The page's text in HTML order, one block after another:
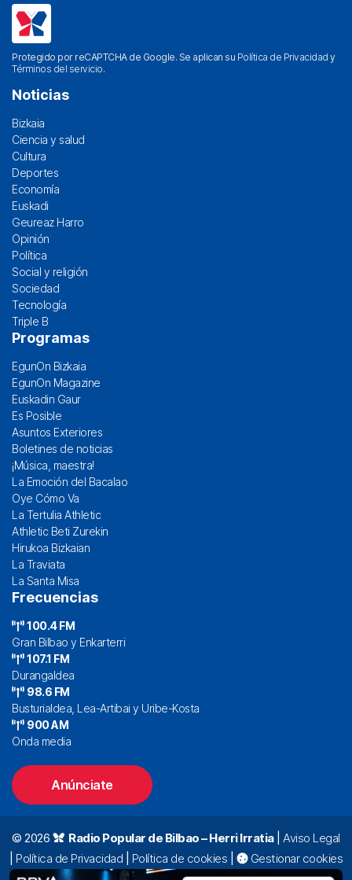
Protegido por reCAPTCHA de Google. Se aplican su Política de Privacidad y
Términos del servicio.
Noticias
Bizkaia
Ciencia y salud
Cultura
Deportes
Economía
Euskadi
Geureaz Harro
Opinión
Política
Social y religión
Sociedad
Tecnología
Triple B
Programas
EgunOn Bizkaia
EgunOn Magazine
Euskadin Gaur
Es Posible
Asuntos Exteriores
Boletines de noticias
¡Música, maestra!
La Emoción del Bacalao
Oye Cómo Va
La Tertulia Athletic
Athletic Beti Zurekin
Hirukoa Bizkaian
La Traviata
La Santa Misa
Frecuencias
100.4 FM
Gran Bilbao y Enkarterri
107.1 FM
Durangaldea
98.6 FM
Busturialdea, Lea-Artibai y Uribe-Kosta
900 AM
Onda media
Anúnciate
© 2026 Radio Popular de Bilbao – Herri Irratia| Aviso Legal
Política de Privacidad Política de cookies
Gestionar cookies